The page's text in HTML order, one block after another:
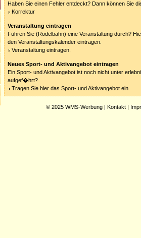
Haben Sie einen Fehler entdeckt? Dann können Sie
Korrektur
Veranstaltung eintragen
Führen Sie (Rodelbahn) eine Veranstaltung durch?
den Veranstaltungskalender eintragen.
Veranstaltung eintragen.
Neues Sport- und Aktivangebot eintragen
Ein Sport- und Aktivangebot ist noch nicht unter
aufgef�hrt?
Tragen Sie hier das Sport- und Aktivangebot ein.
© 2025 WMS-Werbung | Kontakt |